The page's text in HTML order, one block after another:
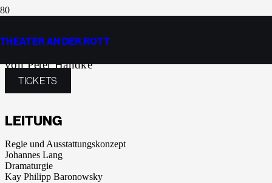
THEATER AN DER ROTT
von Peter Handke
TICKETS
LEITUNG
Regie und Ausstattungskonzept
Johannes Lang
Dramaturgie
Kay Philipp Baronowsky